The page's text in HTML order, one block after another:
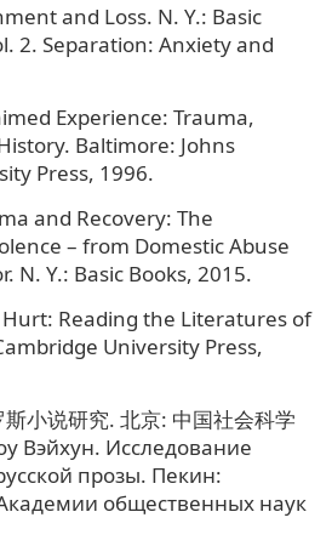
and Loss. N. Y.: Basic
2. Separation: Anxiety and
Experience: Trauma,
Baltimore: Johns
Press, 1996.
and Recovery: The
– from Domestic Abuse
N. Y.: Basic Books, 2015.
Hurt: Reading the Literatures of
University Press,
小说研究. 北京: 中国社会科学
Вэйхун. Исследование
прозы. Пекин:
общественных наук